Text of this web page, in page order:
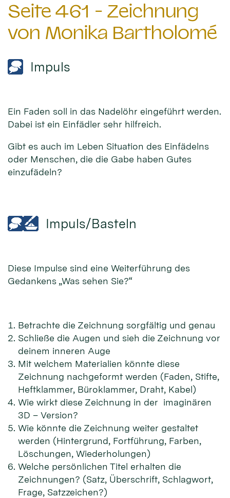
Seite 461 - Zeichnung
von Monika Bartholomé
Impuls
Ein Faden soll in das Nadelöhr eingeführt werden.
Dabei ist ein Einfädler sehr hilfreich.
Gibt es auch im Leben Situation des Einfädelns
oder Menschen, die die Gabe haben Gutes
einzufädeln?
Impuls/Basteln
Diese Impulse sind eine Weiterführung des
Gedankens „Was sehen Sie?“
Betrachte die Zeichnung sorgfältig und genau
Schließe die Augen und sieh die Zeichnung vor
deinem inneren Auge
Mit welchem Materialien könnte diese
Zeichnung nachgeformt werden (Faden, Stifte,
Heftklammer, Büroklammer, Draht, Kabel)
Wie wirkt diese Zeichnung in der imaginären
3D – Version?
Wie könnte die Zeichnung weiter gestaltet
werden (Hintergrund, Fortführung, Farben,
Löschungen, Wiederholungen)
Welche persönlichen Titel erhalten die
Zeichnungen? (Satz, Überschrift, Schlagwort,
Frage, Satzzeichen?)